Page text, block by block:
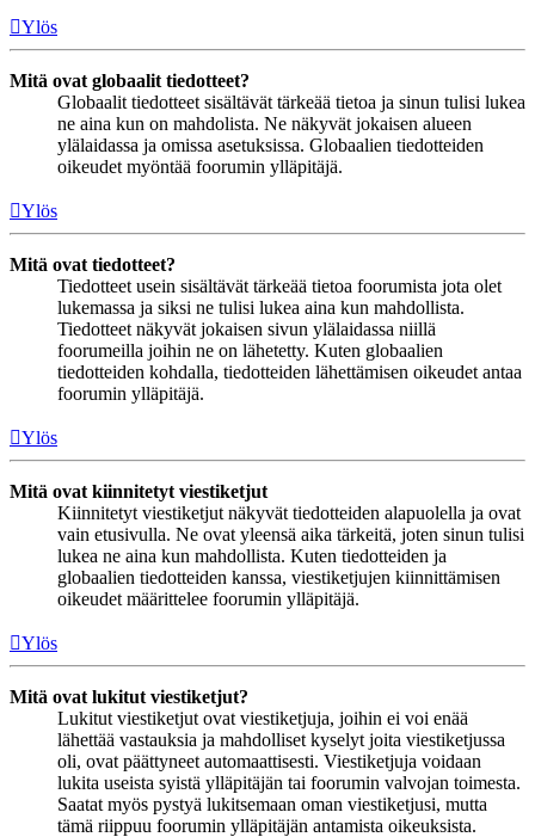
Ylös
Mitä ovat globaalit tiedotteet?
Globaalit tiedotteet sisältävät tärkeää tietoa ja sinun tulisi lukea
ne aina kun on mahdolista. Ne näkyvät jokaisen alueen
ylälaidassa ja omissa asetuksissa. Globaalien tiedotteiden
oikeudet myöntää foorumin ylläpitäjä.
Ylös
Mitä ovat tiedotteet?
Tiedotteet usein sisältävät tärkeää tietoa foorumista jota olet
lukemassa ja siksi ne tulisi lukea aina kun mahdollista.
Tiedotteet näkyvät jokaisen sivun ylälaidassa niillä
foorumeilla joihin ne on lähetetty. Kuten globaalien
tiedotteiden kohdalla, tiedotteiden lähettämisen oikeudet antaa
foorumin ylläpitäjä.
Ylös
Mitä ovat kiinnitetyt viestiketjut
Kiinnitetyt viestiketjut näkyvät tiedotteiden alapuolella ja ovat
vain etusivulla. Ne ovat yleensä aika tärkeitä, joten sinun tulisi
lukea ne aina kun mahdollista. Kuten tiedotteiden ja
globaalien tiedotteiden kanssa, viestiketjujen kiinnittämisen
oikeudet määrittelee foorumin ylläpitäjä.
Ylös
Mitä ovat lukitut viestiketjut?
Lukitut viestiketjut ovat viestiketjuja, joihin ei voi enää
lähettää vastauksia ja mahdolliset kyselyt joita viestiketjussa
oli, ovat päättyneet automaattisesti. Viestiketjuja voidaan
lukita useista syistä ylläpitäjän tai foorumin valvojan toimesta.
Saatat myös pystyä lukitsemaan oman viestiketjusi, mutta
tämä riippuu foorumin ylläpitäjän antamista oikeuksista.